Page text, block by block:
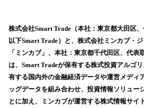
！
数
を
読
込
み
中
株式会社Smart Trade（本社：東京都大田区、
以下Smart Trade）と、株式会社ミンカブ・
「ミンカブ」、本社：東京都千代田区、代表
は、Smart Tradeが保有する株式投資アルゴ
有する国内外の金融経済データや運営メディ
ッグデータを組み合わせ、投資情報ソリュー
とに加え、ミンカブが運営する株式情報サイ